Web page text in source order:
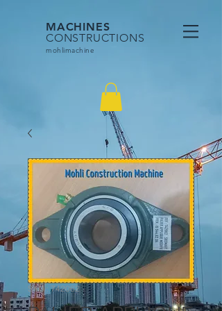
MACHINES
CONSTRUCTIONS
mohlimachine
SKU : 742062